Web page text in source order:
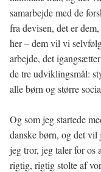
samarbejde med de
fra devisen, det er
her – dem vil vi
arbejde, det
de tre udviklingsmål:
alle børn og større
Og som jeg startede
danske børn, og det vil
jeg tror, jeg taler for os
rigtig, rigtig stolte af